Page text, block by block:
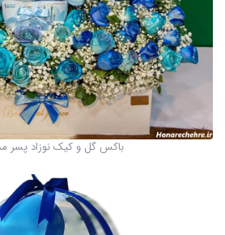
باکس گل و کیک نوزاد پسر